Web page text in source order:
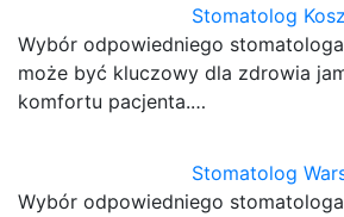
Stomatolog
Wybór odpowiedniego
może być kluczowy dla zdrowia
komfortu pacjenta.…
Stomatolog
Wybór odpowiedniego